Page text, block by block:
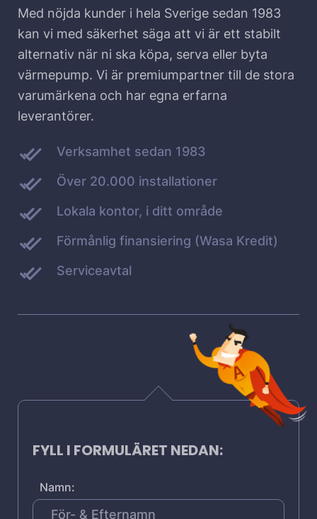
Med nöjda kunder i hela Sverige sedan 1983
kan vi med säkerhet säga att vi är ett stabilt
alternativ när ni ska köpa, serva eller byta
värmepump. Vi är premiumpartner till de stora
varumärkena och har egna erfarna
leverantörer.
Verksamhet sedan 1983
Över 20.000 installationer
Lokala kontor, i ditt område
Förmånlig finansiering (Wasa Kredit)
Serviceavtal
FYLL I FORMULÄRET NEDAN:
Namn: